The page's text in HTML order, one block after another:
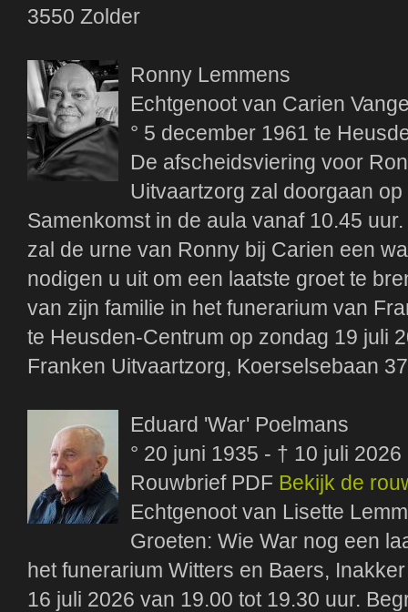
3550 Zolder
Ronny Lemmens
Echtgenoot van Carien
° 5 december 1961 te
De afscheidsviering voor
Uitvaartzorg zal doorgaan
Samenkomst in de aula vanaf 10.45
zal de urne van Ronny bij Carien een
nodigen u uit om een laatste groet te
van zijn familie in het funerarium van
te Heusden-Centrum op zondag 19 juli
Franken Uitvaartzorg, Koerselsebaan
Eduard 'War' Poelmans
° 20 juni 1935 - † 10 juli 2026
Rouwbrief PDF Bekijk de
Echtgenoot van Lisette
Groeten: Wie War nog een
het funerarium Witters en Baers,
16 juli 2026 van 19.00 tot 19.30 uur.